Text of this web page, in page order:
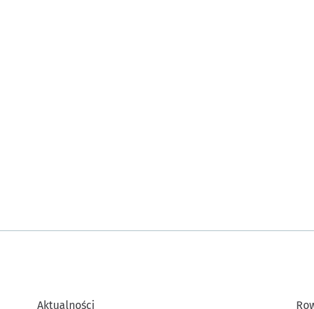
Aktualności